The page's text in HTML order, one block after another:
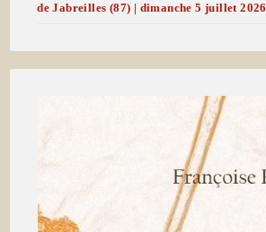
de Jabreilles (87) | dimanche 5 juillet 2026